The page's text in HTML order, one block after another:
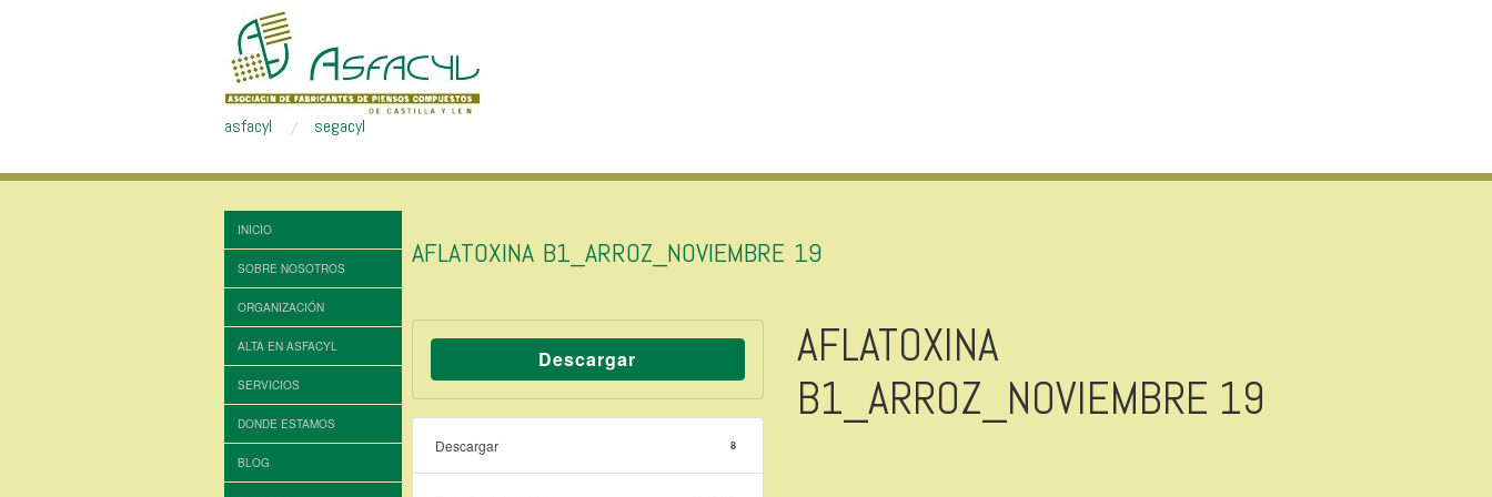
asfacyl segacyl
INICIO
SOBRE NOSOTROS
ORGANIZACIÓN
ALTA EN ASFACYL
SERVICIOS
DONDE ESTAMOS
BLOG
AFLATOXINA B1_ARROZ_NOVIEMBRE 19
Descargar
Descargar 8
AFLATOXINA
B1_ARROZ_NOVIEMBRE 19